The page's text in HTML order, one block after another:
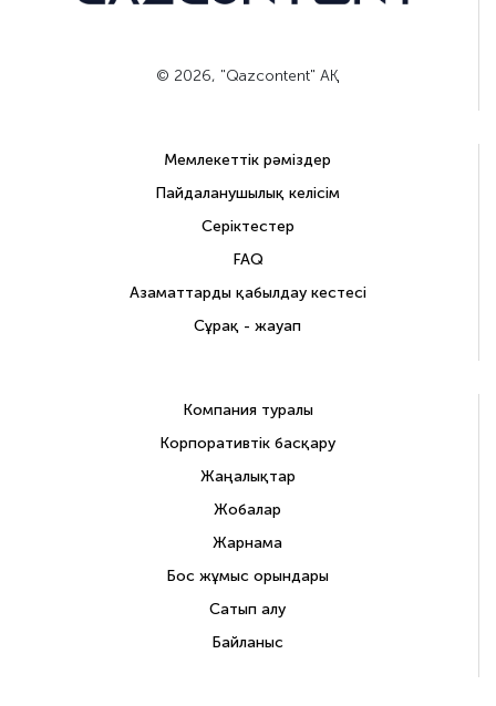
© 2026, "Qazcontent" АҚ
Мемлекеттік рәміздер
Пайдаланушылық келісім
Серіктестер
FAQ
Азаматтарды қабылдау кестесі
Сұрақ - жауап
Компания туралы
Корпоративтік басқару
Жаңалықтар
Жобалар
Жарнама
Бос жұмыс орындары
Сатып алу
Байланыс